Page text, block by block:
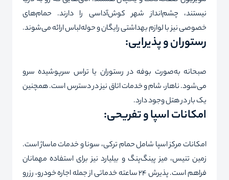
نیستند، چشم‌انداز شهر کوش‌آداسی را دارند. حمام‌های
خصوصی نیز با لوازم بهداشتی رایگان و حوله‌لباس ارائه می‌شوند.
رستوران و پذیرایی:
صبحانه به‌صورت بوفه در رستوران یا تراس سرپوشیده سرو
می‌شود. ناهار، شام و خدمات اتاق نیز در دسترس است. همچنین
یک بار در هتل وجود دارد.
امکانات اسپا و تفریحی:
امکانات مرکز اسپا شامل حمام ترکی، سونا و خدمات ماساژ است.
زمین تنیس، میز پینگ‌پنگ و بیلیارد نیز برای استفاده مهمانان
فراهم است. پذیرش ۲۴ ساعته خدماتی از جمله اجاره خودرو، رزرو